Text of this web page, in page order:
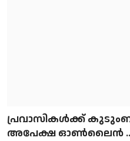
പ്രവാസികള്‍ക്ക് കുടുംബ
അപേക്ഷ ഓൺലൈൻ